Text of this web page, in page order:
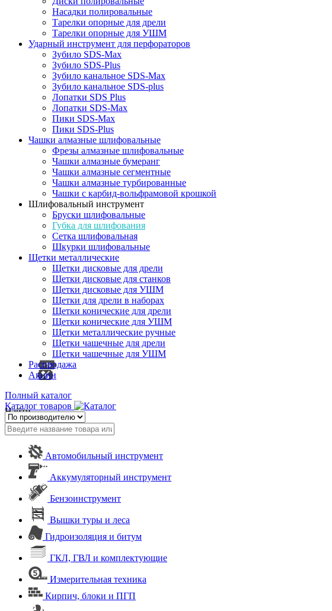
Насадки полировальные
Тарелки опорные для дрели
Тарелки опорные для УШМ
Ударный инструмент для перфораторов
Зубило SDS-Max
Зубило SDS-Plus
Зубило канальное SDS-Max
Зубило канальное SDS-plus
Лопатки SDS Plus
Лопатки SDS-Max
Пики SDS-Max
Пики SDS-Plus
Чашки алмазные шлифовальные
Фрезы алмазные шлифовальные
Чашки алмазные бумеранг
Чашки алмазные сегментные
Чашки алмазные турбированные
Чашки с карбид-вольфрамовой крошкой
Шлифовальный инструмент
Бруски шлифовальные
Губка для шлифования
Сетка шлифовальная
Шкурки шлифовальные
Щетки металлические
Щетки дисковые для дрели
Щетки дисковые для станков
Щетки дисковые для УШМ
Щетки для дрели в наборах
Щетки конические для дрели
Щетки конические для УШМ
Щетки металлические ручные
Щетки чашечные для дрели
Щетки чашечные для УШМ
Распродажа
Акции
Полный каталог
Каталог товаров
Найти
Автомобильный инструмент
Аккумуляторный инструмент
Бензоинструмент
Вышки туры и леса
Гидроизоляция и битум
ГКЛ, ГВЛ и комплектующие
Измерительная техника
Кирпич, блоки и ПГП